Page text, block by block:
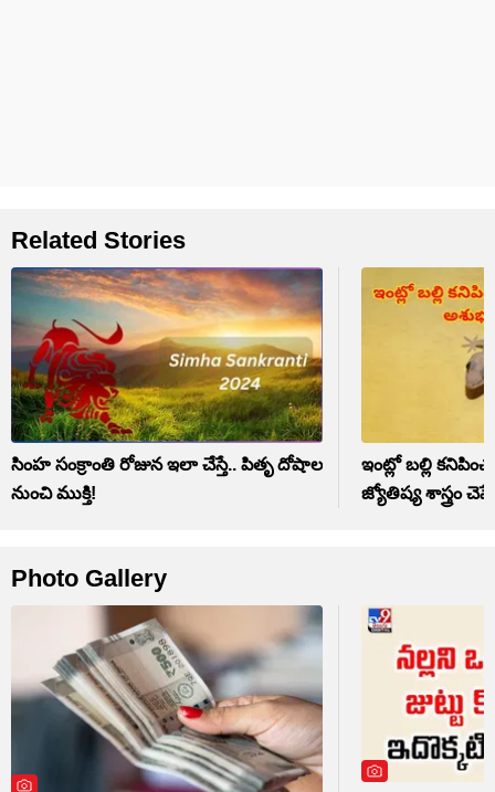
Related Stories
సింహ సంక్రాంతి రోజున ఇలా చేస్తే.. పితృ దోషాల
నుంచి ముక్తి!
ఇంట్లో బల్లి
జ్యోతిష్య శాస్త్రం
Photo Gallery